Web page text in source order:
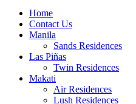
Home
Contact Us
Manila
Sands Residences
Las Piñas
Twin Residences
Makati
Air Residences
Lush Residences